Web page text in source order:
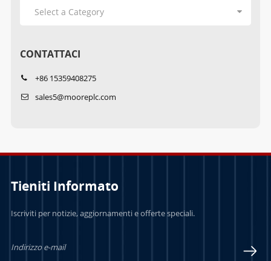
CONTATTACI
+86 15359408275
sales5@mooreplc.com
Tieniti Informato
Iscriviti per notizie, aggiornamenti e offerte speciali.